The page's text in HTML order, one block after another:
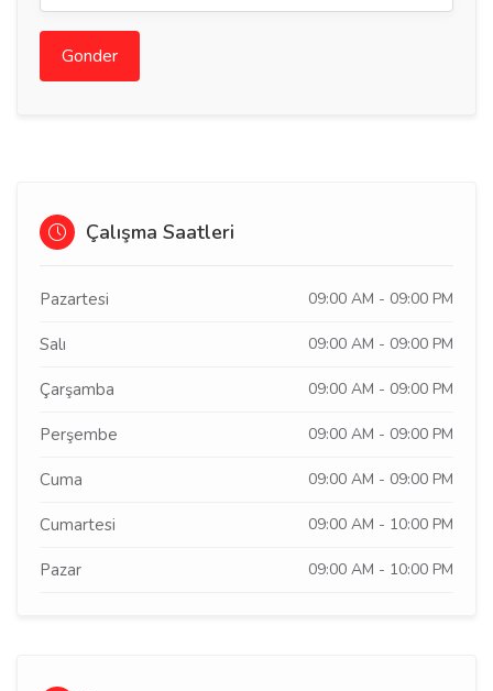
Gonder
Çalışma Saatleri
Pazartesi 09:00 AM - 09:00 PM
Salı 09:00 AM - 09:00 PM
Çarşamba 09:00 AM - 09:00 PM
Perşembe 09:00 AM - 09:00 PM
Cuma 09:00 AM - 09:00 PM
Cumartesi 09:00 AM - 10:00 PM
Pazar 09:00 AM - 10:00 PM